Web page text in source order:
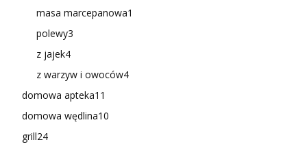
masa marcepanowa1
polewy3
z jajek4
z warzyw i owoców4
domowa apteka11
domowa wędlina10
grill24